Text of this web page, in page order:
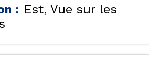
: Est Vue sur les